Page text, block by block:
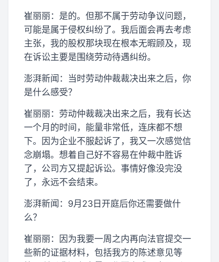
崔丽丽：是的。但那不属于劳动争议问题，
可能是属于侵权纠纷了。我后面会再去考虑
主张，我的股权那块现在根本无暇顾及，现
在诉讼主要是围绕劳动待遇纠纷。
澎湃新闻：当时劳动仲裁裁决出来之后，你
是什么感受？
崔丽丽：劳动仲裁裁决出来之后，我有长达
一个月的时间，能量非常低，连床都不想
下。因为企业不服起诉了，我又一次感觉信
念崩塌。想着自己好不容易在仲裁中胜诉
了，公司方又提起诉讼。事情好像没完没
了，永远不会结束。
澎湃新闻：9月23日开庭后你还需要做什
么？
崔丽丽：因为我要一周之内再向法官提交一
些新的证据材料，包括我方的陈述意见等